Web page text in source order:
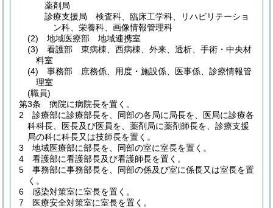
薬剤局
診療支援局 検査科、臨床工学科、リハビリテーショ
ン科、栄養科、画像情報管理科
(2)
地域医療部 地域連携室
(3)
看護部 東病棟、西病棟、外来、透析、手術・中央材
料室
(4)
事務部 庶務係、用度・施設係、医事係、診療情報管
理室
(職員)
第3条
病院に病院長を置く。
2
診療部に診療部長を、同部の各局に局長を、医局に診療各
科科長、医長及び医員を、薬剤局に薬剤師長を、診療支援
局の科に科長又は技師長を置く。
3
地域医療部に部長を、同部の室に室長を置く。
4
看護部に看護部長及び看護師長を置く。
5
事務部に事務部長を、同部の係及び室に係長又は室長を置
く。
6
感染対策室に室長を置く。
7
医療安全対策室に室長を置く。